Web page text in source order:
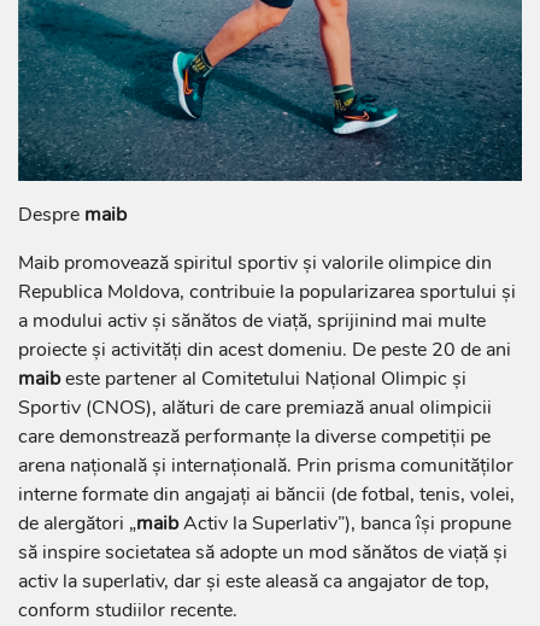
Despre maib
Maib promovează spiritul sportiv și valorile olimpice din
Republica Moldova, contribuie la popularizarea sportului și
a modului activ și sănătos de viață, sprijinind mai multe
proiecte și activități din acest domeniu. De peste 20 de ani
maibeste partener al Comitetului Naţional Olimpic şi
Sportiv (CNOS), alături de care premiază anual olimpicii
care demonstrează performanțe la diverse competiţii pe
arena naţională şi internaţională. Prin prisma comunităților
interne formate din angajați ai băncii (de fotbal, tenis, volei,
de alergători „maibActiv la Superlativ”), banca își propune
să inspire societatea să adopte un mod sănătos de viață și
activ la superlativ, dar și este aleasă ca angajator de top,
conform studiilor recente.